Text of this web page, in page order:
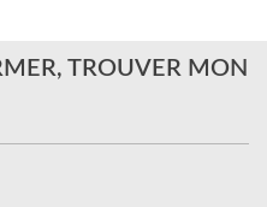
TROUVER MON